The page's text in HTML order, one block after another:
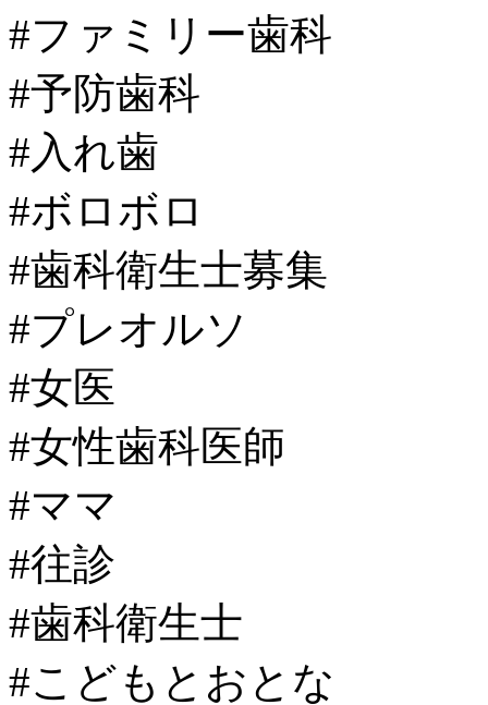
#ファミリー歯科
#予防歯科
#入れ歯
#ボロボロ
#歯科衛生士募集
#プレオルソ
#女医
#女性歯科医師
#ママ
#往診
#歯科衛生士
#こどもとおとな